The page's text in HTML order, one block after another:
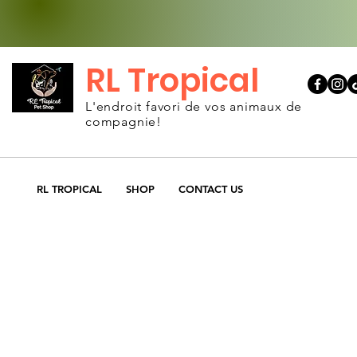
RL Tropical
L'endroit favori de vos animaux de
compagnie!
RL TROPICAL SHOP CONTACT US